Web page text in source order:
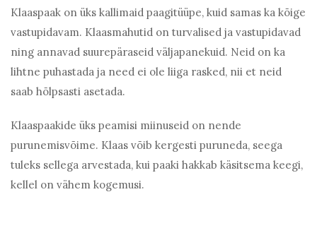
Klaaspaak on üks kallimaid paagitüüpe, kuid samas ka kõige
vastupidavam. Klaasmahutid on turvalised ja vastupidavad
ning annavad suurepäraseid väljapanekuid. Neid on ka
lihtne puhastada ja need ei ole liiga rasked, nii et neid
saab hõlpsasti asetada.
Klaaspaakide üks peamisi miinuseid on nende
purunemisvõime. Klaas võib kergesti puruneda, seega
tuleks sellega arvestada, kui paaki hakkab käsitsema keegi,
kellel on vähem kogemusi.